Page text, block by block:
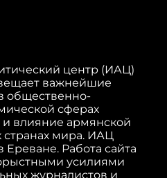
центр (ИАЦ)
важнейшие
общественно-
сферах
влияние армянской
мира. ИАЦ
Ереване. Работа сайта
усилиями
журналистов и